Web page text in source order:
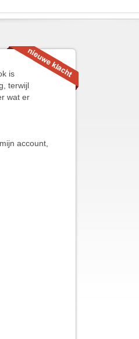
is
terwijl
wat er
account,